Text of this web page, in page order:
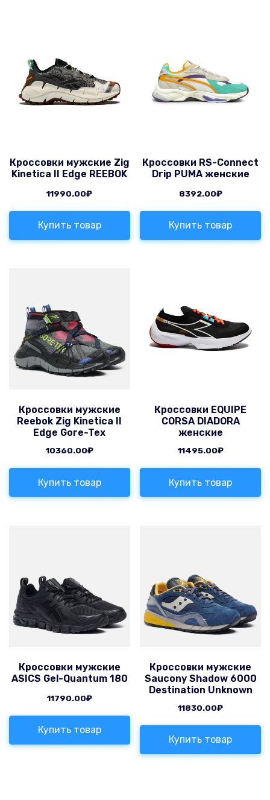
Кроссовки мужские Zig
Kinetica II Edge REEBOK
11990.00₽
Купить товар
Кроссовки RS-Connect
Drip PUMA женские
8392.00₽
Купить товар
Кроссовки мужские
Reebok Zig Kinetica II
Edge Gore-Tex
10360.00₽
Купить товар
Кроссовки EQUIPE
CORSA DIADORA
женские
11495.00₽
Купить товар
Кроссовки мужские
ASICS Gel-Quantum 180
11790.00₽
Купить товар
Кроссовки мужские
Saucony Shadow 6000
Destination Unknown
11830.00₽
Купить товар